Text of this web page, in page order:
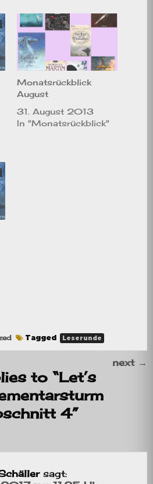
Monatsrückblick
August
31. August 2013
In "Monatsrückblick"
Tagged Leserunde
next →
to “Let’s
4”
sagt: